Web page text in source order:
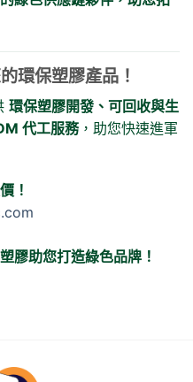
環保塑膠產品！
環保塑膠開發、可回收與生
代工服務，助您快速進軍
！
膠助您打造綠色品牌！